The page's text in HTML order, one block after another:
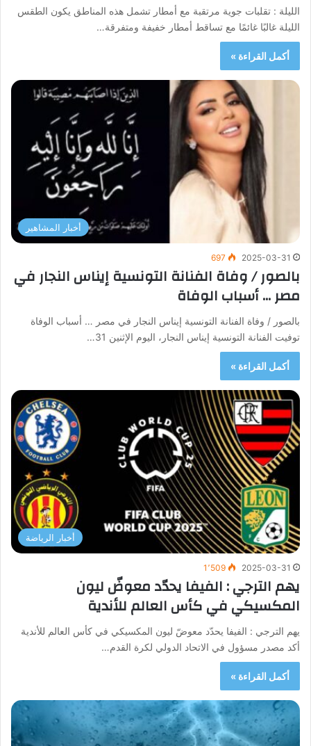
الليلة : تقلبات جوية مرتقبة مع أمطار تشمل هذه المناطق يكون الطقس
الليلة غالبًا غائمًا مع تساقط أمطار خفيفة ومتفرقة…
أكمل القراءة »
أخبار المشاهير
2025-03-31
697
بالصور / وفاة الفنانة التونسية إيناس النجار في
مصر … أسباب الوفاة
بالصور / وفاة الفنانة التونسية إيناس النجار في مصر … أسباب الوفاة
توفيت الفنانة التونسية إيناس النجار، اليوم الإثنين 31…
أكمل القراءة »
أخبار الرياضة
2025-03-31 1٬509
يهم الترجي : الفيفا يحدّد معوضّ ليون
المكسيكي في كأس العالم للأندية
يهم الترجي : الفيفا يحدّد معوضّ ليون المكسيكي في كأس العالم للأندية
أكد مصدر مسؤول في الاتحاد الدولي لكرة القدم…
أكمل القراءة »